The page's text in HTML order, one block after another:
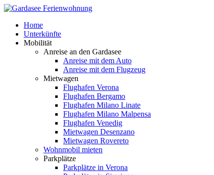
Home
Unterkünfte
Mobilität
Anreise an den Gardasee
Anreise mit dem Auto
Anreise mit dem Flugzeug
Mietwagen
Flughafen Verona
Flughafen Bergamo
Flughafen Milano Linate
Flughafen Milano Malpensa
Flughafen Venedig
Mietwagen Desenzano
Mietwagen Rovereto
Wohnmobil mieten
Parkplätze
Parkplätze in Verona